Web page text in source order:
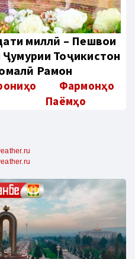
миллӣ – Пешвои
Тоҷикистон
Раҳмон
Фармонҳо
Паёмҳо